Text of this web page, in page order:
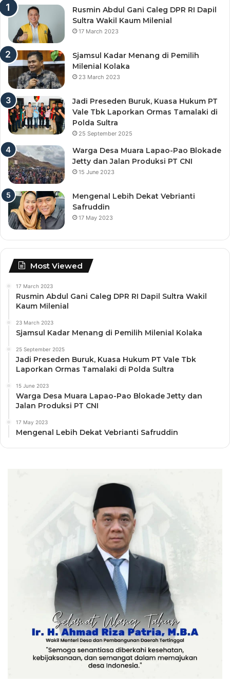
Rusmin Abdul Gani Caleg DPR RI Dapil
Sultra Wakil Kaum Milenial
17 March 2023
Sjamsul Kadar Menang di Pemilih
Milenial Kolaka
23 March 2023
Jadi Preseden Buruk, Kuasa Hukum PT
Vale Tbk Laporkan Ormas Tamalaki di
Polda Sultra
25 September 2025
Warga Desa Muara Lapao-Pao Blokade
Jetty dan Jalan Produksi PT CNI
15 June 2023
Mengenal Lebih Dekat Vebrianti
Safruddin
17 May 2023
Most Viewed
17 March 2023
Rusmin Abdul Gani Caleg DPR RI Dapil Sultra Wakil
Kaum Milenial
23 March 2023
Sjamsul Kadar Menang di Pemilih Milenial Kolaka
25 September 2025
Jadi Preseden Buruk, Kuasa Hukum PT Vale Tbk
Laporkan Ormas Tamalaki di Polda Sultra
15 June 2023
Warga Desa Muara Lapao-Pao Blokade Jetty dan
Jalan Produksi PT CNI
17 May 2023
Mengenal Lebih Dekat Vebrianti Safruddin